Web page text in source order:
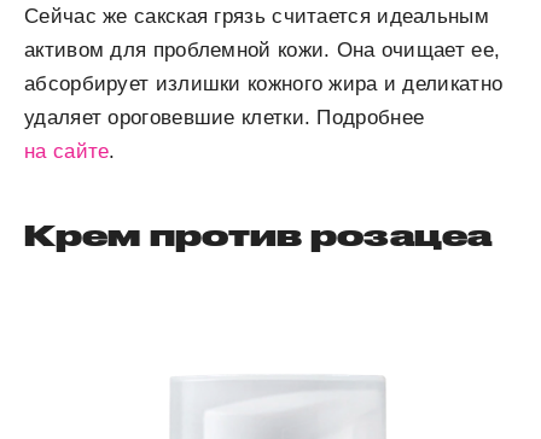
Сейчас же сакская грязь считается идеальным
активом для проблемной кожи. Она очищает ее,
абсорбирует излишки кожного жира и деликатно
удаляет ороговевшие клетки. Подробнее
на сайте.
Крем против розацеа